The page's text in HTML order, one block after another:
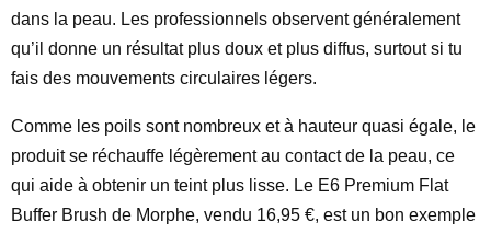
dans la peau. Les professionnels observent généralement
qu’il donne un résultat plus doux et plus diffus, surtout si tu
fais des mouvements circulaires légers.
Comme les poils sont nombreux et à hauteur quasi égale, le
produit se réchauffe légèrement au contact de la peau, ce
qui aide à obtenir un teint plus lisse. Le E6 Premium Flat
Buffer Brush de Morphe, vendu 16,95 €, est un bon exemple